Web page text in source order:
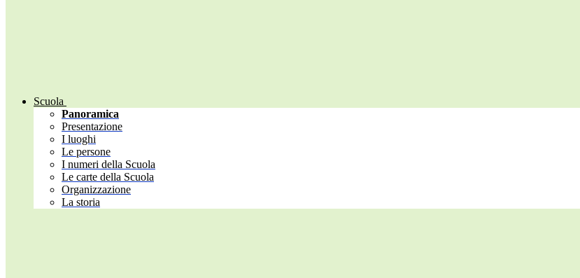
Scuola
Panoramica
Presentazione
I luoghi
Le persone
I numeri della Scuola
Le carte della Scuola
Organizzazione
La storia